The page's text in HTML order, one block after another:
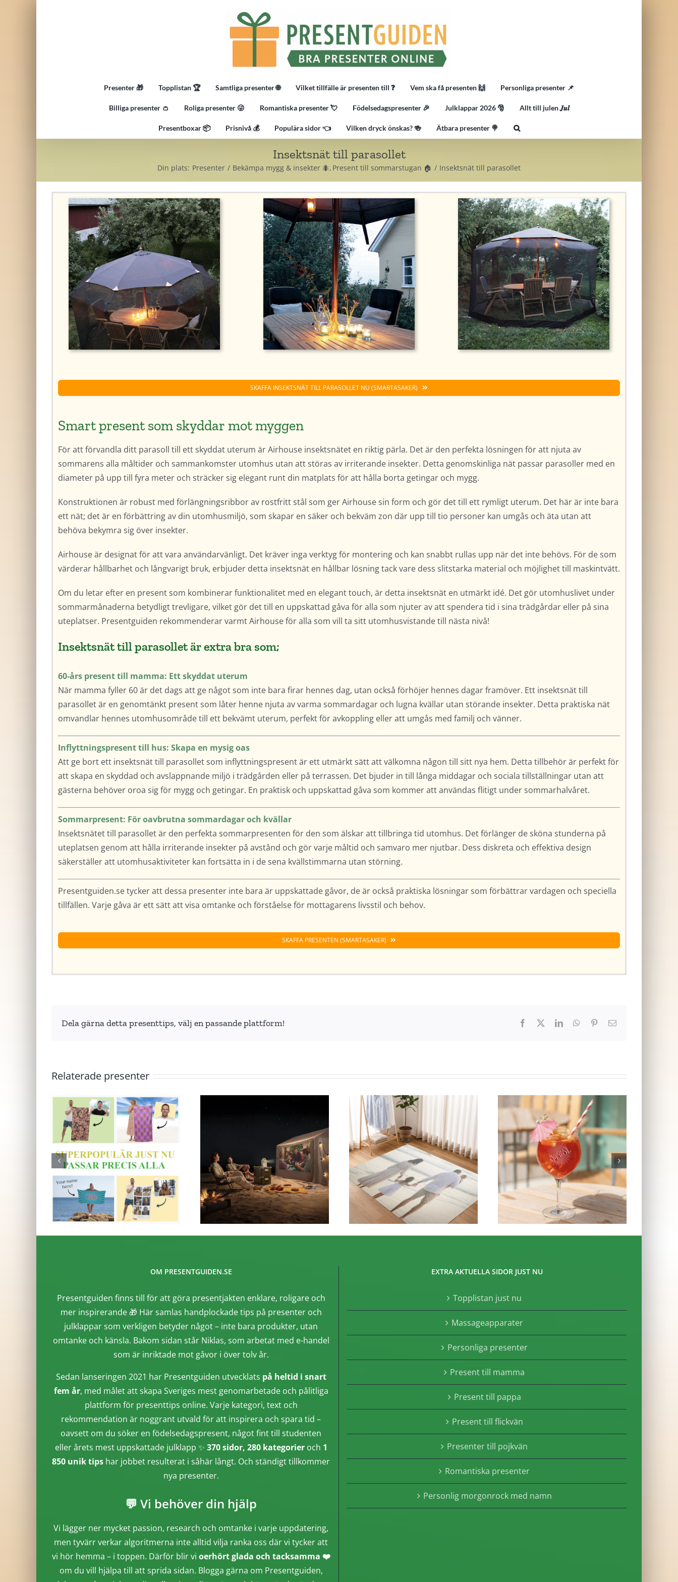
Presenter 🎁 Topplistan 🏆 Samtliga presenter 🌐 Vilket tillfälle är presenten till ❓ Vem ska få presenten 🙌 Personliga presenter 📌
Billiga presenter 👛 Roliga presenter 😜 Romantiska presenter 💘 Födelsedagspresenter 🎉 Julklappar 2026 🎅 Allt till julen 𝑱𝒖𝒍
Presentboxar 📦 Prisnivå 💰 Populära sidor 👈 Vilken dryck önskas? 🍻 Ätbara presenter 🍭
Insektsnät till parasollet
Din plats: Presenter Bekämpa mygg & insekter 🐜 Present till sommarstugan 🏠 Insektsnät till parasollet
SKAFFA INSEKTSNÄT TILL PARASOLLET NU (SMARTASAKER)
Smart present som skyddar mot myggen
För att förvandla ditt parasoll till ett skyddat uterum är Airhouse insektsnätet en riktig pärla. Det är den perfekta lösningen för att njuta av
sommarens alla måltider och sammankomster utomhus utan att störas av irriterande insekter. Detta genomskinliga nät passar parasoller med en
diameter på upp till fyra meter och sträcker sig elegant runt din matplats för att hålla borta getingar och mygg.
Konstruktionen är robust med förlängningsribbor av rostfritt stål som ger Airhouse sin form och gör det till ett rymligt uterum. Det här är inte bara
ett nät; det är en förbättring av din utomhusmiljö, som skapar en säker och bekväm zon där upp till tio personer kan umgås och äta utan att
behöva bekymra sig över insekter.
Airhouse är designat för att vara användarvänligt. Det kräver inga verktyg för montering och kan snabbt rullas upp när det inte behövs. För de som
värderar hållbarhet och långvarigt bruk, erbjuder detta insektsnät en hållbar lösning tack vare dess slitstarka material och möjlighet till maskintvätt.
Om du letar efter en present som kombinerar funktionalitet med en elegant touch, är detta insektsnät en utmärkt idé. Det gör utomhuslivet under
sommarmånaderna betydligt trevligare, vilket gör det till en uppskattad gåva för alla som njuter av att spendera tid i sina trädgårdar eller på sina
uteplatser. Presentguiden rekommenderar varmt Airhouse för alla som vill ta sitt utomhusvistande till nästa nivå!
Insektsnät till parasollet är extra bra som;
60-års present till mamma: Ett skyddat uterum
När mamma fyller 60 är det dags att ge något som inte bara firar hennes dag, utan också förhöjer hennes dagar framöver. Ett insektsnät till
parasollet är en genomtänkt present som låter henne njuta av varma sommardagar och lugna kvällar utan störande insekter. Detta praktiska nät
omvandlar hennes utomhusområde till ett bekvämt uterum, perfekt för avkoppling eller att umgås med familj och vänner.
Inflyttningspresent till hus: Skapa en mysig oas
Att ge bort ett insektsnät till parasollet som inflyttningspresent är ett utmärkt sätt att välkomna någon till sitt nya hem. Detta tillbehör är perfekt för
att skapa en skyddad och avslappnande miljö i trädgården eller på terrassen. Det bjuder in till långa middagar och sociala tillställningar utan att
gästerna behöver oroa sig för mygg och getingar. En praktisk och uppskattad gåva som kommer att användas flitigt under sommarhalvåret.
Sommarpresent: För oavbrutna sommardagar och kvällar
Insektsnätet till parasollet är den perfekta sommarpresenten för den som älskar att tillbringa tid utomhus. Det förlänger de sköna stunderna på
uteplatsen genom att hålla irriterande insekter på avstånd och gör varje måltid och samvaro mer njutbar. Dess diskreta och effektiva design
säkerställer att utomhusaktiviteter kan fortsätta in i de sena kvällstimmarna utan störning.
Presentguiden.se tycker att dessa presenter inte bara är uppskattade gåvor, de är också praktiska lösningar som förbättrar vardagen och speciella
tillfällen. Varje gåva är ett sätt att visa omtanke och förståelse för mottagarens livsstil och behov.
SKAFFA PRESENTEN (SMARTASAKER)
Dela gärna detta presenttips, välj en passande plattform! Facebook LinkedInWhatsApp
Pinterest
E-
Relaterade presenter
OM PRESENTGUIDEN.SE
Presentguiden finns till för att göra presentjakten enklare, roligare och
mer inspirerande 🎁 Här samlas handplockade tips på presenter och
julklappar som verkligen betyder något – inte bara produkter, utan
omtanke och känsla. Bakom sidan står Niklas, som arbetat med e-handel
som är inriktade mot gåvor i över tolv år.
Sedan lanseringen 2021 har Presentguiden utvecklats på heltid i snart
fem år, med målet att skapa Sveriges mest genomarbetade och pålitliga
plattform för presenttips online. Varje kategori, text och
rekommendation är noggrant utvald för att inspirera och spara tid –
oavsett om du söker en födelsedagspresent, något fint till studenten
eller årets mest uppskattade julklapp ✨ 370 sidor, 280 kategorieroch 1
850 unik tips har jobbet resulterat i såhär långt. Och ständigt tillkommer
nya presenter.
💬 Vi behöver din hjälp
Vi lägger ner mycket passion, research och omtanke i varje uppdatering,
men tyvärr verkar algoritmerna inte alltid vilja ranka oss där vi tycker att
vi hör hemma – i toppen. Därför blir vi oerhört glada och tacksamma ❤️
om du vill hjälpa till att sprida sidan. Blogga gärna om Presentguiden,
EXTRA AKTUELLA SIDOR JUST NU
Topplistan just nu
Massageapparater
Personliga presenter
Present till mamma
Present till pappa
Present till flickvän
Presenter till pojkvän
Romantiska presenter
Personlig morgonrock med namn